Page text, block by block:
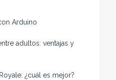
Arduino
adultos: ventajas y
¿cuál es mejor?